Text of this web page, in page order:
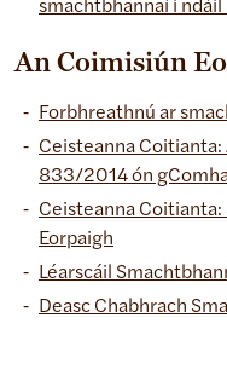
smachtbhannaí i ndáil
An Coimisiún
Forbhreathnú ar
Ceisteanna Coitianta:
833/2014 ón
Ceisteanna
Eorpaigh
Léarscáil
Deasc Chabhrach